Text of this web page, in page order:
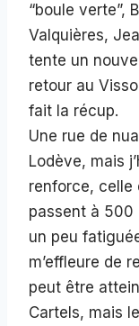
“boule verte”,
Valquières,
tente un
retour au
fait la récup.
Une rue de
Lodève, mais
renforce, celle
passent à 500
un peu
m’effleure de
peut être
Cartels, mais